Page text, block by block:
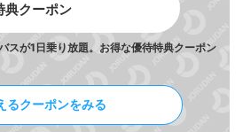
典クーポン
スが1日乗り放題。お得な優待特典クーポン
るクーポンをみる